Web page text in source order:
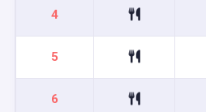
4
5
6